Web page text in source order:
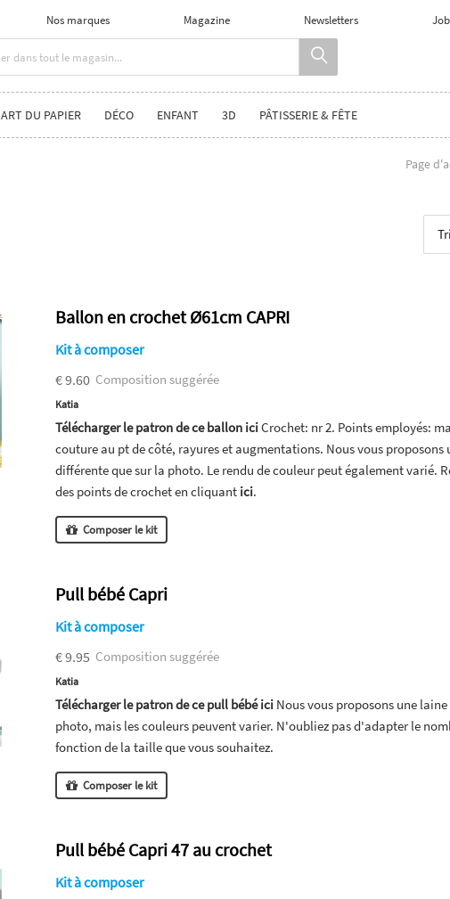
Nos marques Magazine Newsletters
ART DU PAPIER DÉCO ENFANT 3D PÂTISSERIE & FÊTE
Page
Ballon en crochet Ø61cm CAPRI
Kit à composer
€ 9.60 Composition suggérée
Katia
Télécharger le patron de ce ballon iciCrochet: nr 2. Points employés:
couture au pt de côté, rayures et augmentations. Nous vous proposons
différente que sur la photo. Le rendu de couleur peut également varié.
des points de crochet en cliquant ici.
Composer le kit
Pull bébé Capri
Kit à composer
€ 9.95 Composition suggérée
Katia
Télécharger le patron de ce pull bébé ici Nous vous proposons une
photo, mais les couleurs peuvent varier. N'oubliez pas d'adapter le
fonction de la taille que vous souhaitez.
Composer le kit
Pull bébé Capri 47 au crochet
Kit à composer